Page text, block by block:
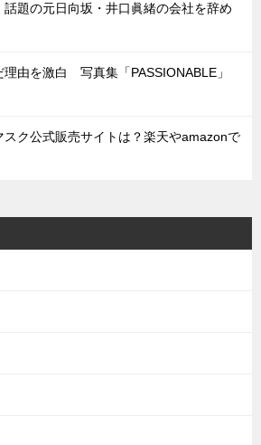
題の元日向坂・井口眞緒の会社を辞め
由を激白 写真集「PASSIONABLE」
スク公式販売サイトは？楽天やamazonで